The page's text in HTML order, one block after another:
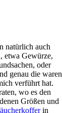
natürlich auch
etwa Gewürze,
oder
genau die waren
verführt hat.
wo es den
Größen und
in